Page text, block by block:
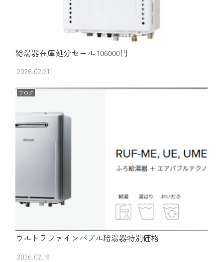
給湯器在庫処分セール 106000円
2026.02.21
ブログ
ウルトラファインバブル給湯器特別価格
2026.02.19